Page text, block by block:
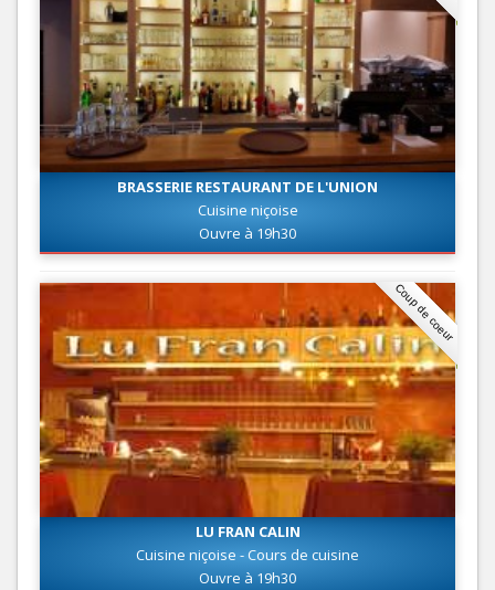
BRASSERIE RESTAURANT DE L'UNION
Cuisine niçoise
Ouvre à 19h30
Coup de coeur
LU FRAN CALIN
Cuisine niçoise - Cours de cuisine
Ouvre à 19h30